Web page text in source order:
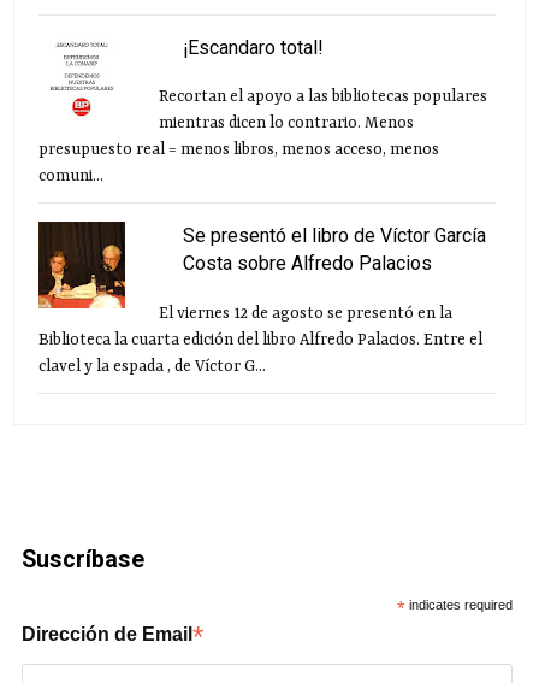
¡Escandaro total!
Recortan el apoyo a las bibliotecas populares
mientras dicen lo contrario. Menos
presupuesto real = menos libros, menos acceso, menos
comuni...
Se presentó el libro de Víctor García
Costa sobre Alfredo Palacios
El viernes 12 de agosto se presentó en la
Biblioteca la cuarta edición del libro Alfredo Palacios. Entre el
clavel y la espada , de Víctor G...
Suscríbase
* indicates required
Dirección de Email*